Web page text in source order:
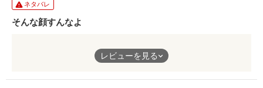
ネタバレ
そんな顔すんなよ
『２週間後に引っ越すんだ』
レビューを見る